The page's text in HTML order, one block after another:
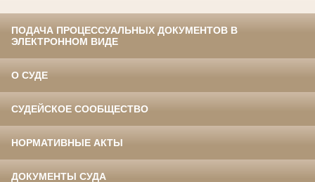
ПОДАЧА ПРОЦЕССУАЛЬНЫХ ДОКУМЕНТОВ В
ЭЛЕКТРОННОМ ВИДЕ
О СУДЕ
СУДЕЙСКОЕ СООБЩЕСТВО
НОРМАТИВНЫЕ АКТЫ
ДОКУМЕНТЫ СУДА